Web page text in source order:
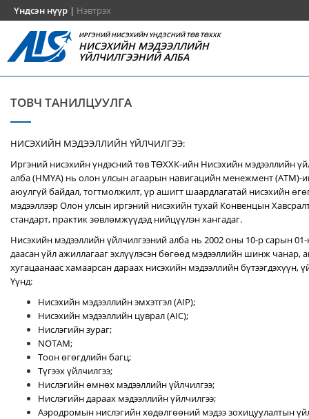
Үндсэн нүүр | Нэвтрэх
ИРГЭНИЙ НИСЭХИЙН ҮНДЭСНИЙ ТӨВ ТӨХХК
НИСЭХИЙН МЭДЭЭЛЛИЙН
ҮЙЛЧИЛГЭЭНИЙ АЛБА
ТОВЧ ТАНИЛЦУУЛГА
НИСЭХИЙН МЭДЭЭЛЛИЙН ҮЙЛЧИЛГЭЭ:
Иргэний нисэхийн үндэсний төв ТӨХХК-ийн Нисэхийн мэдээллийн
алба (НМҮА) нь олон улсын агаарын навигацийн менежмент (ATM)-
аюулгүй байдал, тогтмолжилт, үр ашигт шаардлагатай нисэхийн
мэдээллээр Олон улсын иргэний нисэхийн тухай Конвенцын
стандарт, практик зөвлөмжүүдэд нийцүүлэн хангадаг.
Нисэхийн мэдээллийн үйлчилгээний алба нь 2002 оны 10-р сарын
даасан үйл ажиллагааг эхлүүлэсэн бөгөөд мэдээллийн шинж чанар,
хугацаанаас хамаарсан дараах нисэхийн мэдээллийн бүтээгдэхүүн,
Үүнд:
Нисэхийн мэдээллийн эмхэтгэл (AIP);
Нисэхийн мэдээллийн цуврал (AIC);
Нислэгийн зураг;
NOTAM;
Тоон өгөгдлийн багц;
Түгээх үйлчилгээ;
Нислэгийн өмнөх мэдээллийн үйлчилгээ;
Нислэгийн дараах мэдээллийн үйлчилгээ;
Аэродромын нислэгийн хөдөлгөөний мэдээ зохицуулалтын